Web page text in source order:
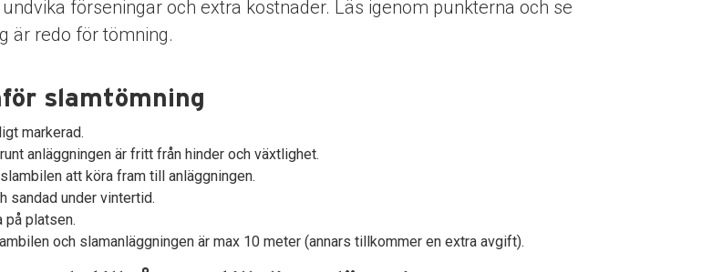
förseningar och extra kostnader. Läs igenom punkterna och se
är redo för tömning.
slamtömning
markerad.
anläggningen är fritt från hinder och växtlighet.
att köra fram till anläggningen.
sandad under vintertid.
på platsen.
och slamanläggningen är max 10 meter (annars tillkommer en extra avgift).